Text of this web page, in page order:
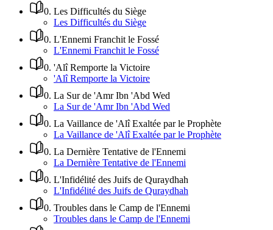
0. Les Difficultés du Siège
Les Difficultés du Siège
0. L'Ennemi Franchit le Fossé
L'Ennemi Franchit le Fossé
0. 'Alî Remporte la Victoire
'Alî Remporte la Victoire
0. La Sur de 'Amr Ibn 'Abd Wed
La Sur de 'Amr Ibn 'Abd Wed
0. La Vaillance de 'Alî Exaltée par le Prophète
La Vaillance de 'Alî Exaltée par le Prophète
0. La Dernière Tentative de l'Ennemi
La Dernière Tentative de l'Ennemi
0. L'Infidélité des Juifs de Quraydhah
L'Infidélité des Juifs de Quraydhah
0. Troubles dans le Camp de l'Ennemi
Troubles dans le Camp de l'Ennemi